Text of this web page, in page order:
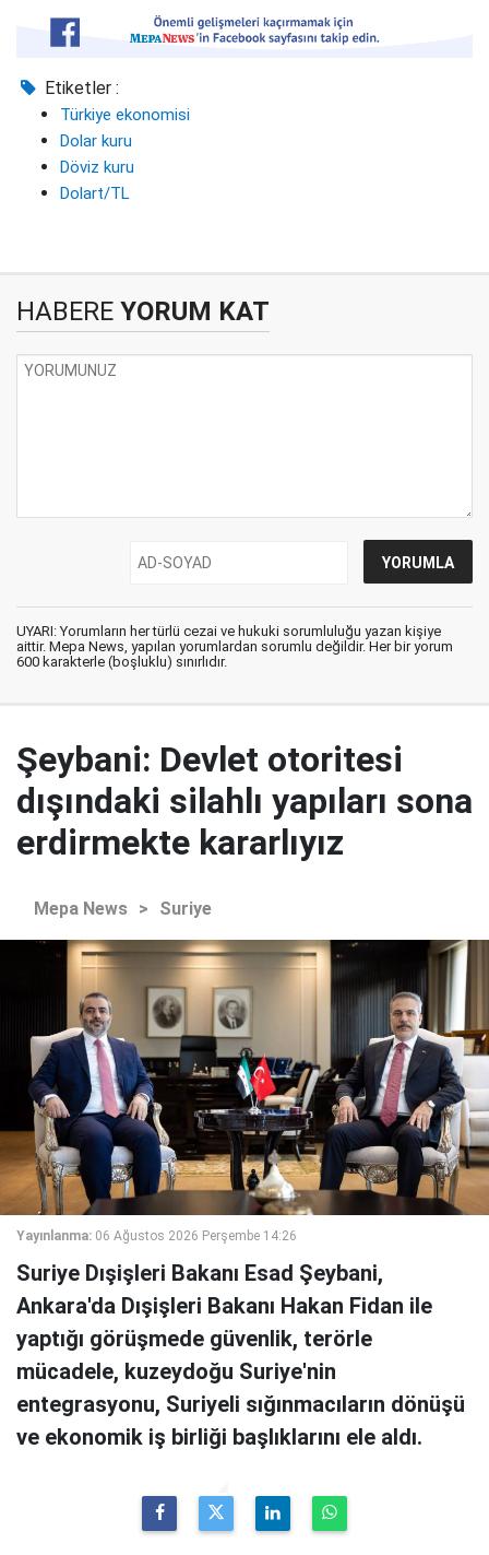
Etiketler :
Türkiye ekonomisi
Dolar kuru
Döviz kuru
Dolart/TL
HABERE YORUM KAT
UYARI: Yorumların her türlü cezai ve hukuki sorumluluğu yazan kişiye
aittir. Mepa News, yapılan yorumlardan sorumlu değildir. Her bir yorum
600 karakterle (boşluklu) sınırlıdır.
Şeybani: Devlet otoritesi
dışındaki silahlı yapıları sona
erdirmekte kararlıyız
Mepa News > Suriye
Yayınlanma: 06 Ağustos 2026 Perşembe 14:26
Suriye Dışişleri Bakanı Esad Şeybani,
Ankara'da Dışişleri Bakanı Hakan Fidan ile
yaptığı görüşmede güvenlik, terörle
mücadele, kuzeydoğu Suriye'nin
entegrasyonu, Suriyeli sığınmacıların dönüşü
ve ekonomik iş birliği başlıklarını ele aldı.